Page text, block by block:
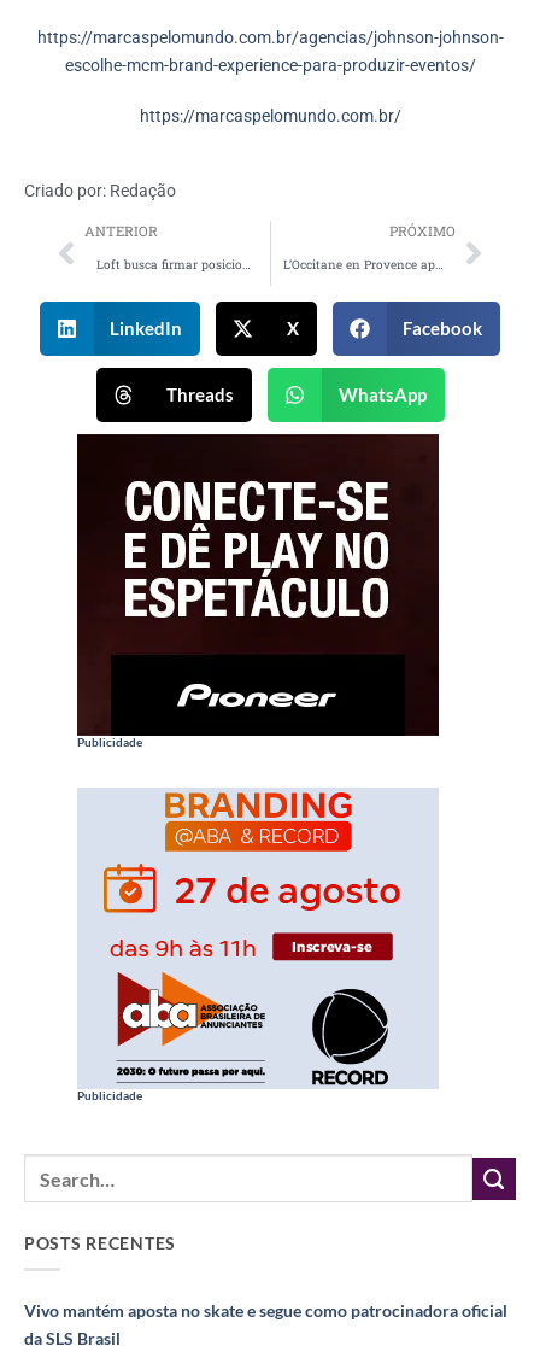
https://marcaspelomundo.com.br/agencias/johnson-johnson-
escolhe-mcm-brand-experience-para-produzir-eventos/
https://marcaspelomundo.com.br/
Criado por: Redação
ANTERIOR PRÓXIMO
L’Occitane en Provence apresenta campanha de sua linha Amêndoa
LinkedIn X Facebook
Threads WhatsApp
Publicidade
Publicidade
POSTS RECENTES
Vivo mantém aposta no skate e segue como patrocinadora oficial
da SLS Brasil